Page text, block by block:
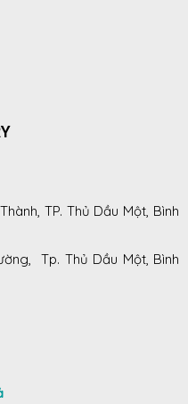
TP. Thủ Dầu Một, Bình
Tp. Thủ Dầu Một, Bình